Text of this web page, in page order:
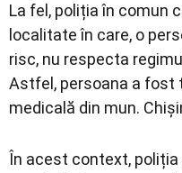
La fel, poliția în comun
localitate în care, o
risc, nu respecta
Astfel, persoana a
medicală din mun.
În acest context,